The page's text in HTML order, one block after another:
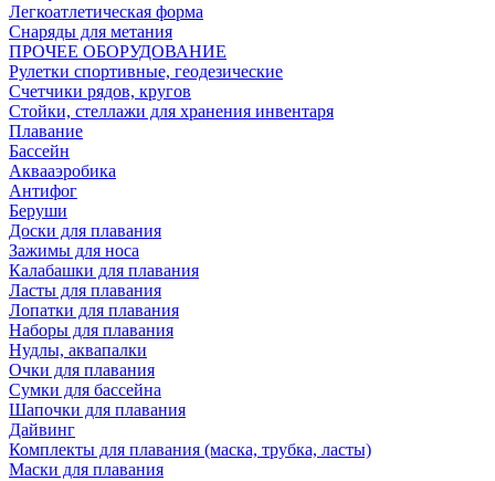
Легкоатлетическая форма
Снаряды для метания
ПРОЧЕЕ ОБОРУДОВАНИЕ
Рулетки спортивные, геодезические
Счетчики рядов, кругов
Стойки, стеллажи для хранения инвентаря
Плавание
Бассейн
Аквааэробика
Антифог
Беруши
Доски для плавания
Зажимы для носа
Калабашки для плавания
Ласты для плавания
Лопатки для плавания
Наборы для плавания
Нудлы, аквапалки
Очки для плавания
Сумки для бассейна
Шапочки для плавания
Дайвинг
Комплекты для плавания (маска, трубка, ласты)
Маски для плавания